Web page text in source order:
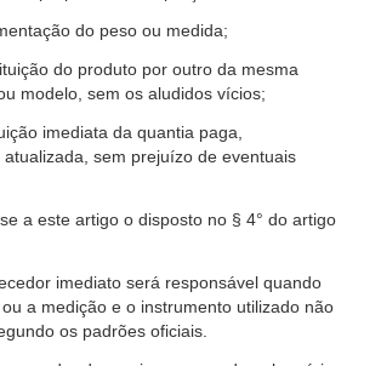
do peso ou medida;
do produto por outro da mesma
modelo, sem os aludidos vícios;
imediata da quantia paga,
sem prejuízo de eventuais
a este artigo o disposto no § 4° do artigo
imediato será responsável quando
a medição e o instrumento utilizado não
os padrões oficiais.